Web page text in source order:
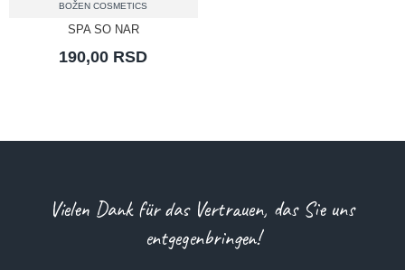
BOŽEN COSMETICS
SPA SO NAR
190,00 RSD
Vielen Dank für das Vertrauen, das Sie uns
entgegenbringen!